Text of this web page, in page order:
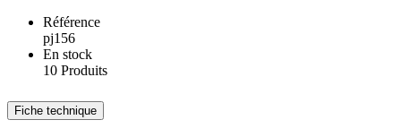
Référence
pj156
En stock
10 Produits
Fiche technique